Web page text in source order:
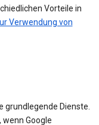
Vorteile in
Verwendung von
Dienste.
Google